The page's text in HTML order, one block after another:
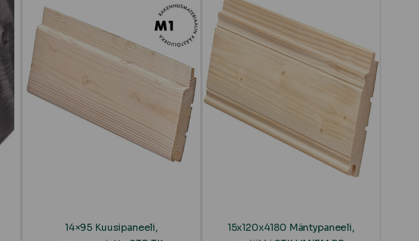
14×95 Kuusipaneeli,
15x120x4180 Mäntypaneeli,